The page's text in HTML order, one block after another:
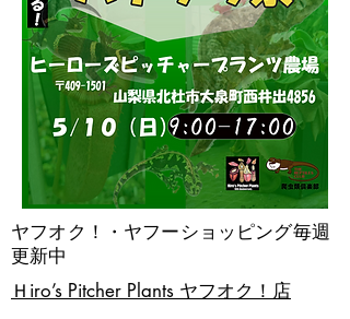
​Ｈiro’s Pitcher Plants ヤフオク！店
ヤフオク！・ヤフーショッピング毎週
更新中